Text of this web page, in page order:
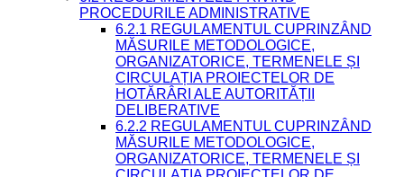
PROCEDURILE ADMINISTRATIVE
6.2.1 REGULAMENTUL CUPRINZÂND
MĂSURILE METODOLOGICE,
ORGANIZATORICE, TERMENELE ȘI
CIRCULAȚIA PROIECTELOR DE
HOTĂRÂRI ALE AUTORITĂȚII
DELIBERATIVE
6.2.2 REGULAMENTUL CUPRINZÂND
MĂSURILE METODOLOGICE,
ORGANIZATORICE, TERMENELE ȘI